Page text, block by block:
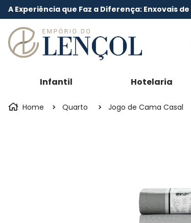
A Experiência que Faz a Diferença: Enxovais
Infantil Hotelaria
Quarto Jogo de Cama Casal